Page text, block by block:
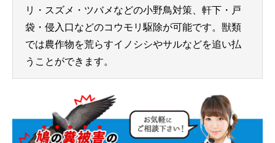
リ・スズメ・ツバメなどの小野鳥対策、軒下・戸
袋・侵入口などのコウモリ駆除が可能です。獣類
では農作物を荒らすイノシシやサルなどを追い払
うことができます。